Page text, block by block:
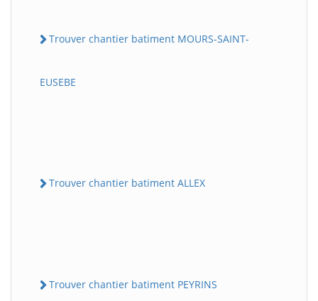
Trouver chantier batiment MOURS-SAINT-
EUSEBE
Trouver chantier batiment ALLEX
Trouver chantier batiment PEYRINS